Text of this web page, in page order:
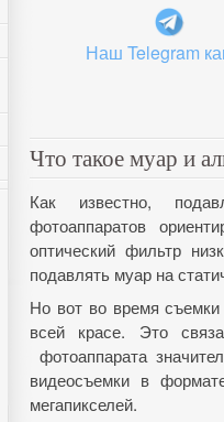
Наш Telegram
Что такое муар и
Как известно,
фотоаппаратов
оптический фильтр
подавлять муар на
Но вот во время
всей красе. Это
фотоаппарата
видеосъемки в
мегапикселей.